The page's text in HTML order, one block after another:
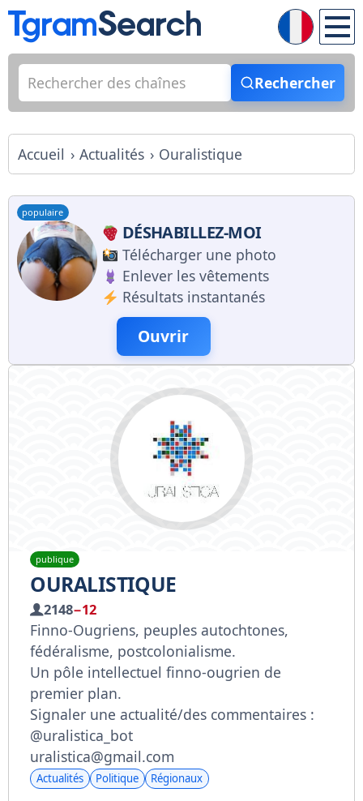
Rechercher
Accueil Actualités Ouralistique
populaire
DÉSHABILLEZ-MOI
Télécharger une photo
Enlever les vêtements
Résultats instantanés
Ouvrir
publique
OURALISTIQUE
2148−12
Finno-Ougriens, peuples autochtones,
fédéralisme, postcolonialisme.
Un pôle intellectuel finno-ougrien de
premier plan.
Signaler une actualité/des commentaires :
@uralistica_bot
uralistica@gmail.com
Actualités Politique Régionaux